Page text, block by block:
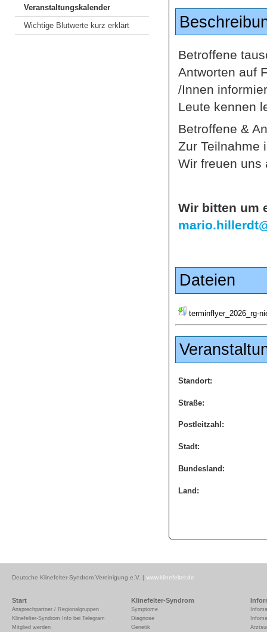
Veranstaltungskalender
Wichtige Blutwerte kurz erklärt
Betroffene
Antworten auf
/Innen
Leute kennen
Betroffene &
Zur Teilnahme
Wir freuen uns
Wir bitten um
Dateien
terminflyer_2026_rg-
Standort:
Straße:
Postleitzahl:
Stadt:
Bundesland:
Land:
Deutsche Klinefelter-Syndrom Vereinigung e.V. | www.klinefelter.de
Start
Ansprechpartner / Regionalgruppen
Klinefelter-Syndrom Info bei Telegram
Mitglied werden
Klinefelter-Syndrom
Symptome
Diagnose
Genetik